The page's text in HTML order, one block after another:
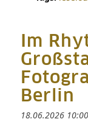
Im
Berlin
18.06.2026 10:00